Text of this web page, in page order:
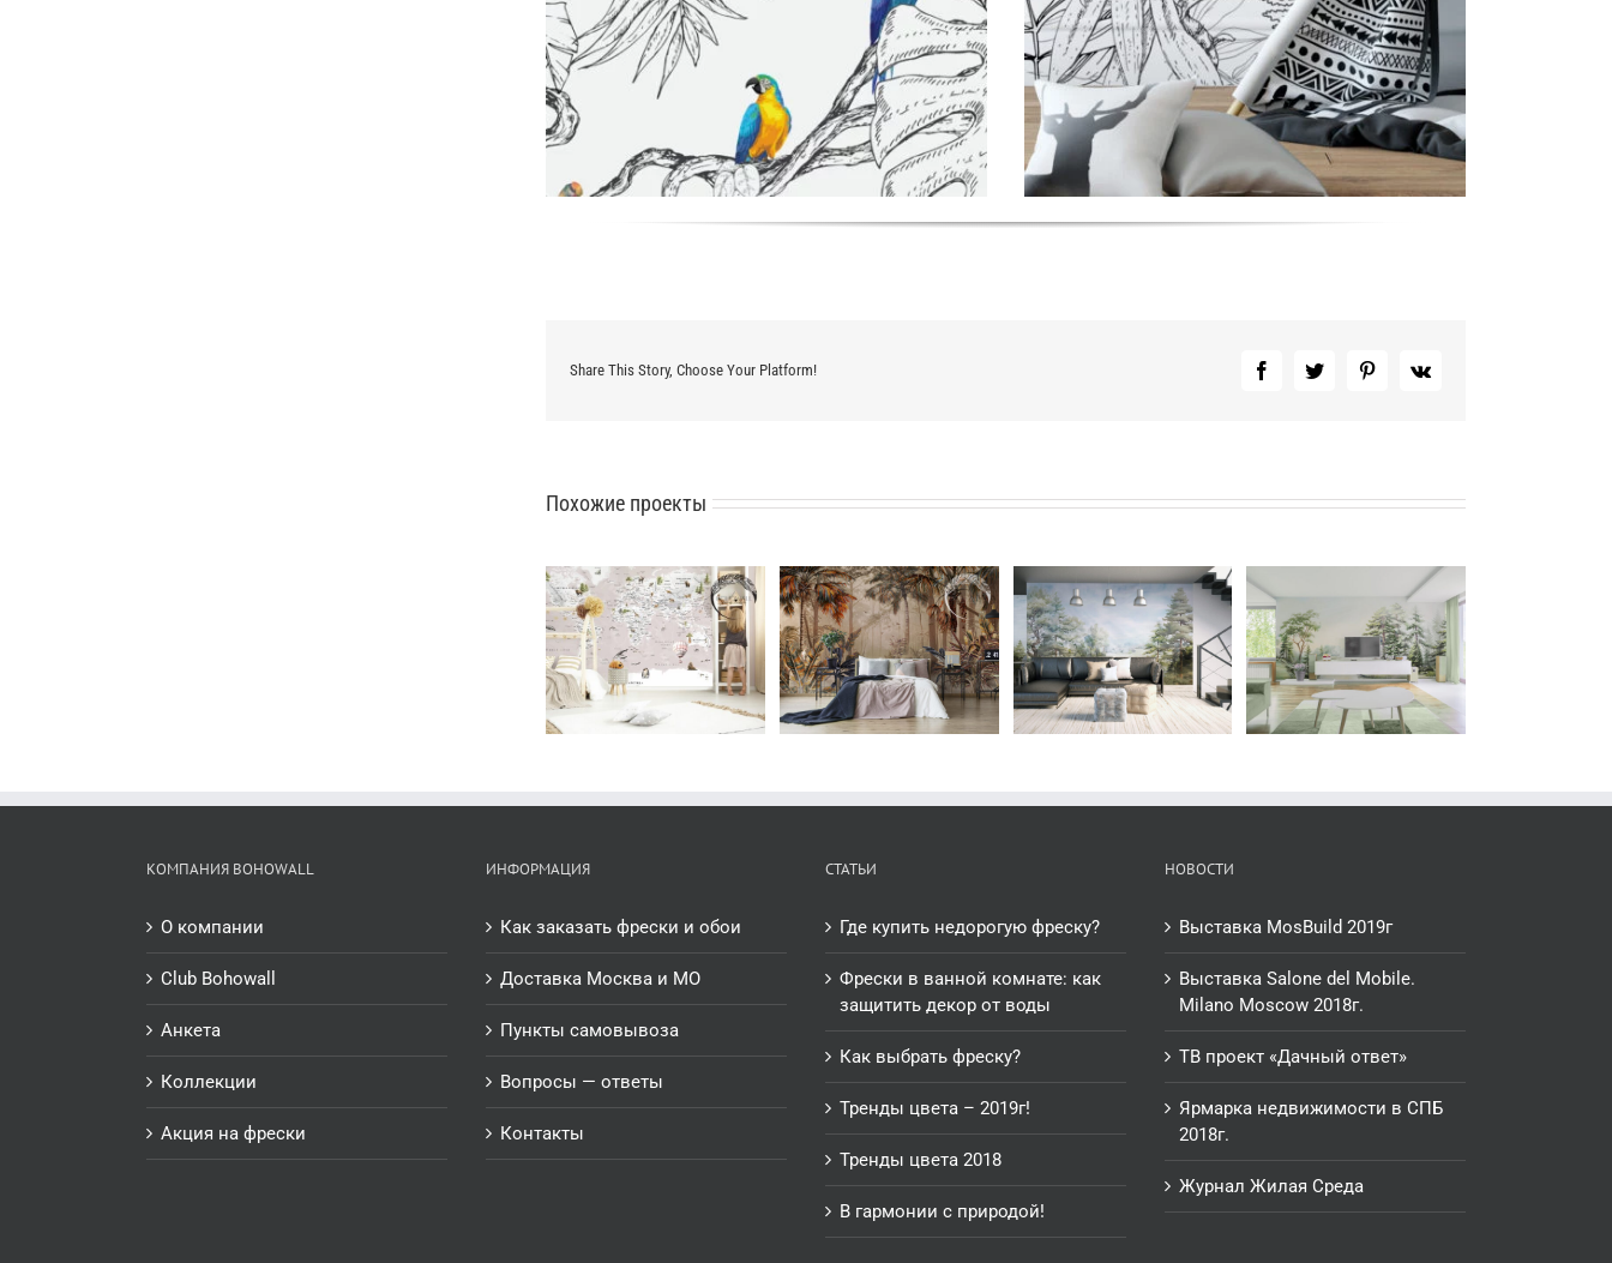
Share This Story, Choose Your Platform! FacebookTwitterPinterest
Vk
Похожие проекты
Фреска на стену Mistral
Tropics Туманные
тропики
Фреска на стену панорама
Whispering Pines (Шепот
сосен)
Панорамные обои на
стену The Luminous Grove
КОМПАНИЯ BOHOWALL
О компании
Club Bohowall
Анкета
Коллекции
Акция на фрески
ИНФОРМАЦИЯ
Как заказать фрески и обои
Доставка Москва и МО
Пункты самовывоза
Вопросы — ответы
Контакты
СТАТЬИ
Где купить недорогую фреску?
Фрески в ванной комнате: как
защитить декор от воды
Как выбрать фреску?
Тренды цвета – 2019г!
Тренды цвета 2018
В гармонии с природой!
НОВОСТИ
Выставка MosBuild 2019г
Выставка Salone del Mobile.
Milano Moscow 2018г.
ТВ проект «Дачный ответ»
Ярмарка недвижимости в СПБ
2018г.
Журнал Жилая Среда